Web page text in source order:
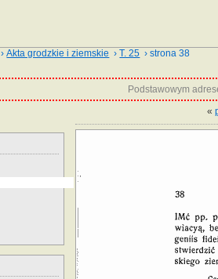
›Akta grodzkie i ziemskie ›T. 25 › strona 38
Podstawowym
«